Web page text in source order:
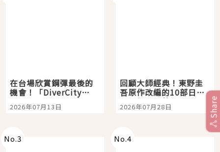
在台場欣賞鋼彈最後的
機會！「DiverCity
Tokyo Plaza」搭船、
購物、美食及夜景，一
2026年07月13日
回顧大師經典！東野圭
吾原作改編的10部日本
影視作品推薦
2026年07月28日
No.3 No.4
Share